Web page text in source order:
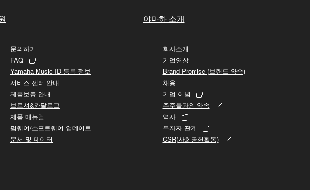
문의하기
FAQ
Yamaha Music ID 등록 정보
서비스 센터 안내
제품보증 안내
브로셔&카달로그
제품 매뉴얼
펌웨어/소프트웨어 업데이트
문서 및 데이터
야마하 소개
회사소개
기업영상
Brand Promise (브랜드 약속)
채용
기업 이념
주주들과의 약속
역사
투자자 관계
CSR(사회공헌활동)